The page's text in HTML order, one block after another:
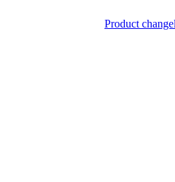
Product